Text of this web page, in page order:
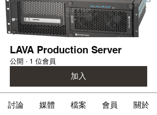
LAVA Production Server
公開 · 1 位會員
加入
討論 媒體 檔案 會員 關於